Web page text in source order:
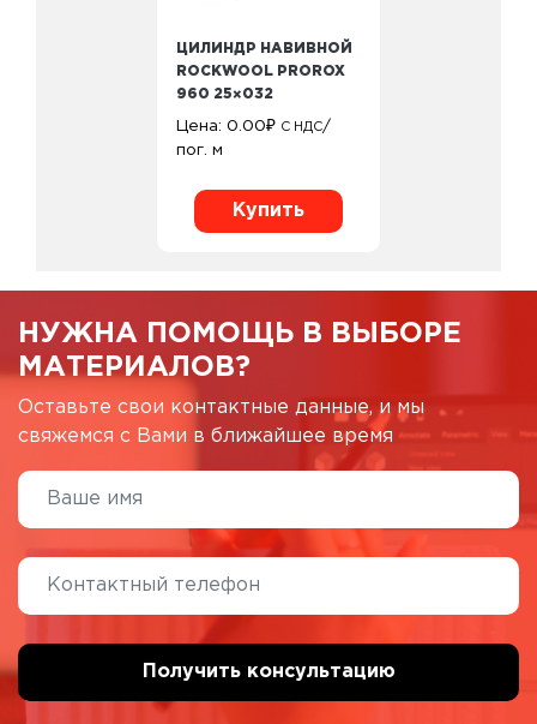
ЦИЛИНДР НАВИВНОЙ
ROCKWOOL PROROX
960 25×032
Цена: 0.00₽ С НДС/
пог. м
Купить
НУЖНА ПОМОЩЬ В ВЫБОРЕ
МАТЕРИАЛОВ?
Оставьте свои контактные данные, и мы
свяжемся с Вами в ближайшее время